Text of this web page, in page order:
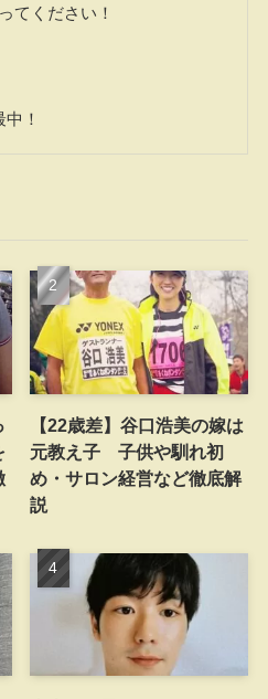
てください！
！
【22歳差】谷口浩美の嫁は
元教え子 子供や馴れ初
め・サロン経営など徹底解
説